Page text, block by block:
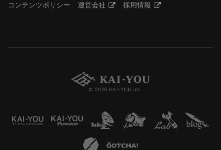
コンテンツポリシー
運営会社 採用情報
© 2026 KAI-YOU inc.